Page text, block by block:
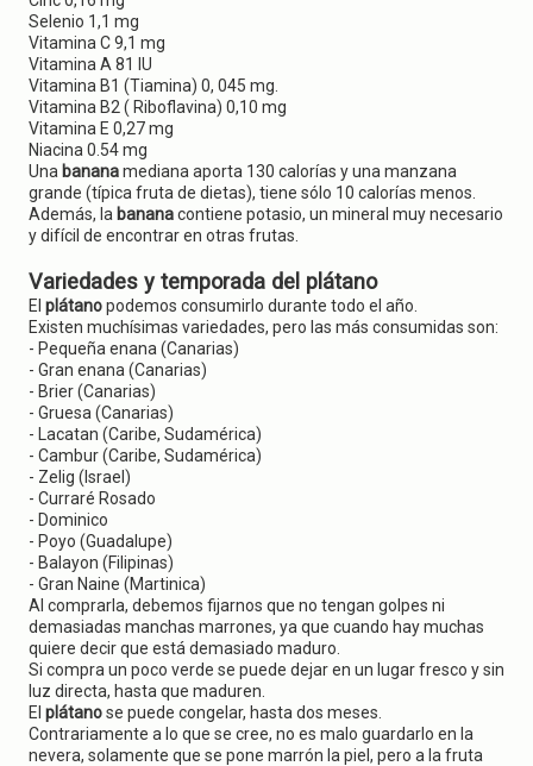
Selenio 1,1 mg
Vitamina C 9,1 mg
Vitamina A 81 IU
Vitamina B1 (Tiamina) 0, 045 mg.
Vitamina B2 ( Riboflavina) 0,10 mg
Vitamina E 0,27 mg
Niacina 0.54 mg
Una bananamediana aporta 130 calorías y una manzana
grande (típica fruta de dietas), tiene sólo 10 calorías menos.
Además, la bananacontiene potasio, un mineral muy necesario
y difícil de encontrar en otras frutas.
Variedades y temporada del plátano
El plátanopodemos consumirlo durante todo el año.
Existen muchísimas variedades, pero las más consumidas son:
- Pequeña enana (Canarias)
- Gran enana (Canarias)
- Brier (Canarias)
- Gruesa (Canarias)
- Lacatan (Caribe, Sudamérica)
- Cambur (Caribe, Sudamérica)
- Zelig (Israel)
- Curraré Rosado
- Dominico
- Poyo (Guadalupe)
- Balayon (Filipinas)
- Gran Naine (Martinica)
Al comprarla, debemos fijarnos que no tengan golpes ni
demasiadas manchas marrones, ya que cuando hay muchas
quiere decir que está demasiado maduro.
Si compra un poco verde se puede dejar en un lugar fresco y sin
luz directa, hasta que maduren.
El plátanose puede congelar, hasta dos meses.
Contrariamente a lo que se cree, no es malo guardarlo en la
nevera, solamente que se pone marrón la piel, pero a la fruta